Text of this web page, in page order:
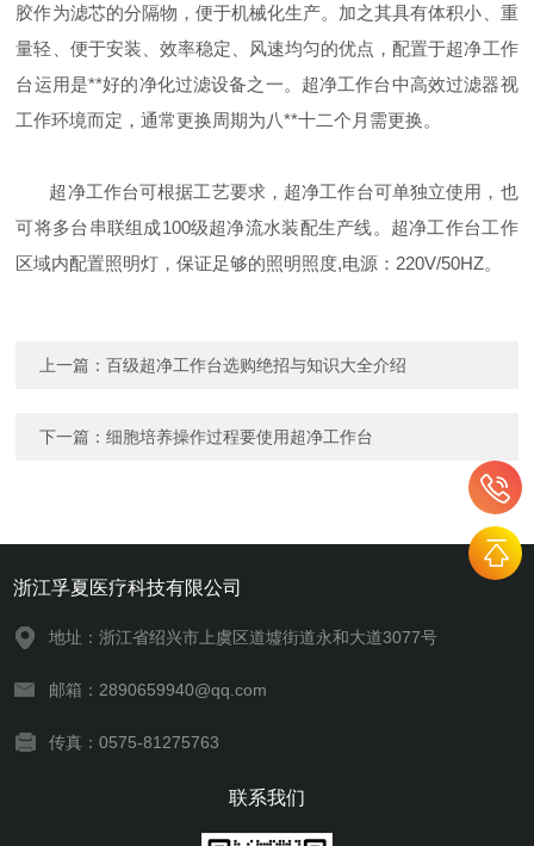
胶作为滤芯的分隔物，便于机械化生产。加之其具有体积小、重
量轻、便于安装、效率稳定、风速均匀的优点，配置于超净工作
台运用是**好的净化过滤设备之一。超净工作台中高效过滤器视
工作环境而定，通常更换周期为八**十二个月需更换。
超净工作台可根据工艺要求，超净工作台可单独立使用，也
可将多台串联组成100级超净流水装配生产线。超净工作台工作
区域内配置照明灯，保证足够的照明照度,电源： 220V/50HZ。
上一篇：百级超净工作台选购绝招与知识大全介绍
下一篇：细胞培养操作过程要使用超净工作台
浙江孚夏医疗科技有限公司
地址：浙江省绍兴市上虞区道墟街道永和大道3077号
邮箱：2890659940@qq.com
传真：0575-81275763
联系我们